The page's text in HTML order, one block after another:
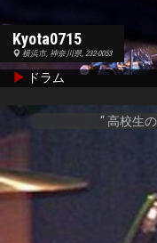
Kyota0715
横浜市, 神奈川県, 232-0053
ドラム
高校生